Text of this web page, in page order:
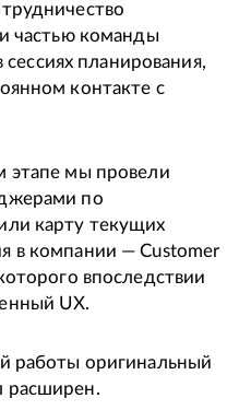
частью команды
сессиях планирования,
контакте с
этапе мы провели
по
карту текущих
в компании — Customer
впоследствии
UX.
работы оригинальный
расширен.